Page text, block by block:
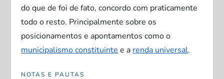
do que de foi de fato, concordo com praticamente
todo o resto. Principalmente sobre os
posicionamentos e apontamentos como o
municipalismo constituinte e a renda universal.
NOTAS E PAUTAS